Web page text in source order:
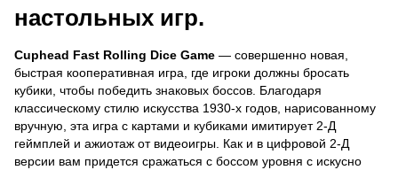
настольных игр.
Cuphead Fast Rolling Dice Game — совершенно новая,
быстрая кооперативная игра, где игроки должны бросать
кубики, чтобы победить знаковых боссов. Благодаря
классическому стилю искусства 1930-х годов, нарисованному
вручную, эта игра с картами и кубиками имитирует 2-Д
геймплей и ажиотаж от видеоигры. Как и в цифровой 2-Д
версии вам придется сражаться с боссом уровня с искусно